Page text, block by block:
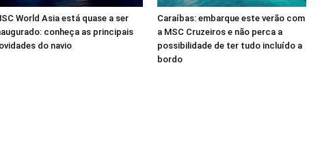
World Asia está quase a ser
conheça as principais
do navio
Caraíbas: embarque este verão com
a MSC Cruzeiros e não perca a
possibilidade de ter tudo incluído a
bordo